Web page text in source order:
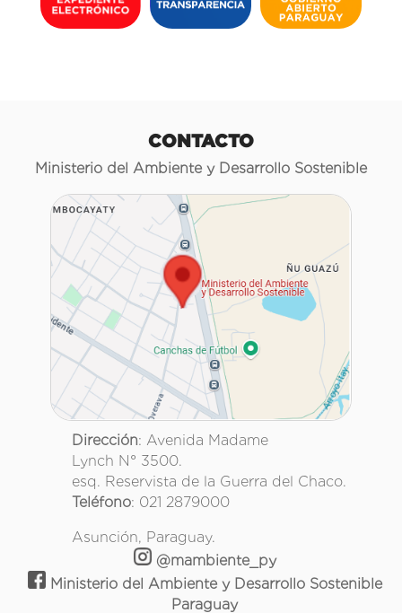
CONTACTO
Ministerio del Ambiente y Desarrollo Sostenible
Dirección: Avenida Madame
Lynch N° 3500.
esq. Reservista de la Guerra del Chaco.
Teléfono: 021 2879000
Asunción, Paraguay.
@mambiente_py
Ministerio del Ambiente y Desarrollo Sostenible
Paraguay